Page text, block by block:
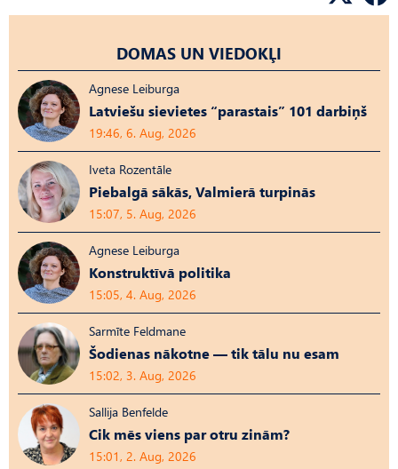
DOMAS UN VIEDOKĻI
Agnese Leiburga
Latviešu sievietes “parastais” 101 darbiņš
19:46, 6. Aug, 2026
Iveta Rozentāle
Piebalgā sākās, Valmierā turpinās
15:07, 5. Aug, 2026
Agnese Leiburga
Konstruktīvā politika
15:05, 4. Aug, 2026
Sarmīte Feldmane
Šodienas nākotne — tik tālu nu esam
15:02, 3. Aug, 2026
Sallija Benfelde
Cik mēs viens par otru zinām?
15:01, 2. Aug, 2026